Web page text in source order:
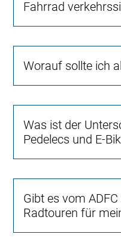
Fahrrad
Worauf sollte ich
Was ist der
Pedelecs und E-
Gibt es vom
Radtouren für